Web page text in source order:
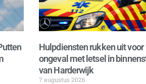
Hulpdiensten rukken uit voor
ongeval met letsel in
van Harderwijk
7 augustus 2026